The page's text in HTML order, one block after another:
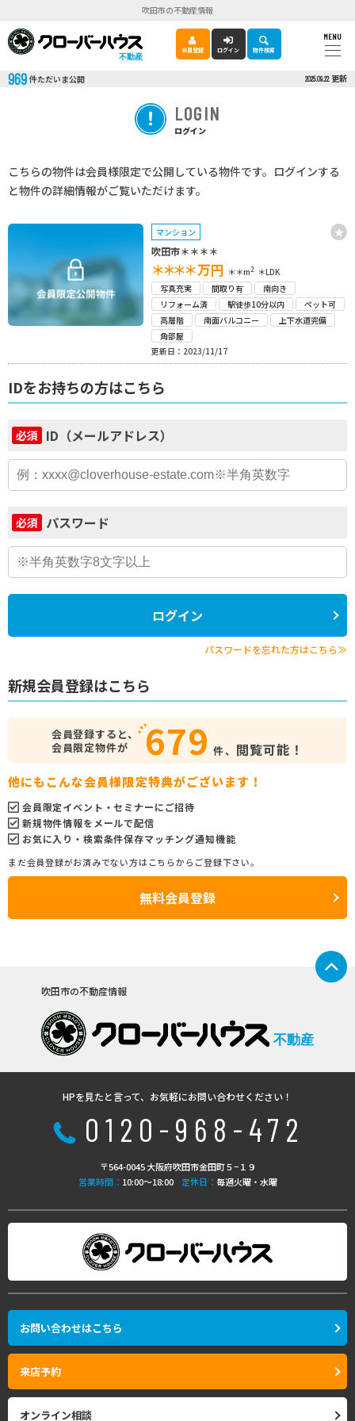
吹田市の不動産情報
不動産
会員登録 ログイン 物件検索
MENU
969 件ただいま公開 2025.09.22 更新
LOGIN
ログイン
こちらの物件は会員様限定で公開している物件です。ログインする
と物件の詳細情報がご覧いただけます。
マンション
吹田市＊＊＊＊
＊＊＊＊万円 ＊＊m2 ＊LDK
写真充実
間取り有
南向き
リフォーム済
駅徒歩10分以内
ペット可
高層階
南面バルコニー
上下水道完備
角部屋
更新日：2023/11/17
IDをお持ちの方はこちら
必須 ID（メールアドレス）
必須 パスワード
ログイン
パスワードを忘れた方はこちら≫
新規会員登録はこちら
会員登録すると、
会員限定物件が
679 件、 閲覧可能！
他にもこんな会員様限定特典がございます！
会員限定イベント・セミナーにご招待
新規物件情報をメールで配信
お気に入り・検索条件保存マッチング通知機能
まだ会員登録がお済みでない方はこちらからご登録下さい。
無料会員登録
吹田市の不動産情報
不動産
HPを見たと言って、お気軽にお問い合わせください！
0120-968-472
〒564-0045 大阪府吹田市金田町５−１９
営業時間： 10:00〜18:00 定休日： 毎週火曜・水曜
お問い合わせはこちら
来店予約
オンライン相談